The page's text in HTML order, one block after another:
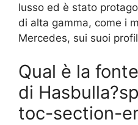
lusso ed è stato
di alta gamma, come i
Mercedes, sui suoi
Qual è la
di
toc-section-